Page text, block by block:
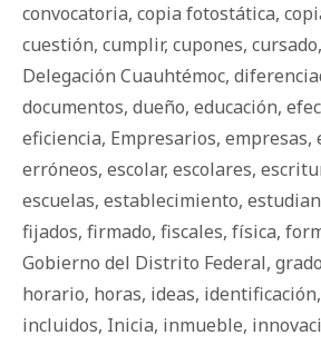
convocatoria, copia fotostática,
cuestión, cumplir, cupones, cursado,
Delegación Cuauhtémoc,
documentos, dueño, educación,
eficiencia, Empresarios, empresas,
erróneos, escolar, escolares,
escuelas, establecimiento,
fijados, firmado, fiscales, física,
Gobierno del Distrito Federal, grado
horario, horas, ideas, identificación,
incluidos, Inicia, inmueble,